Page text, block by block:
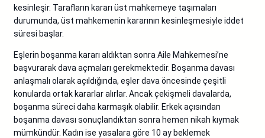
kesinleşir. Tarafların kararı üst mahkemeye taşımaları
durumunda, üst mahkemenin kararının kesinleşmesiyle iddet
süresi başlar.
Eşlerin boşanma kararı aldıktan sonra Aile Mahkemesi’ne
başvurarak dava açmaları gerekmektedir. Boşanma davası
anlaşmalı olarak açıldığında, eşler dava öncesinde çeşitli
konularda ortak kararlar alırlar. Ancak çekişmeli davalarda,
boşanma süreci daha karmaşık olabilir. Erkek açısından
boşanma davası sonuçlandıktan sonra hemen nikah kıymak
mümkündür. Kadın ise yasalara göre 10 ay beklemek